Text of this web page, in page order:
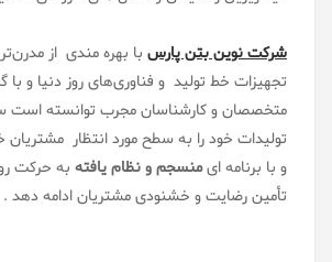
شرکت نوین بتن پارس با بهره مندی از
تجهیزات خط تولید و فناوری‌های روز دنیا و با
متخصصان و کارشناسان مجرب توانسته است
تولیدات خود را به سطح مورد انتظار
و با برنامه ایمنسجم و نظام یافته به حرکت
تأمین رضایت و خشنودی مشتریان ادامه دهد .